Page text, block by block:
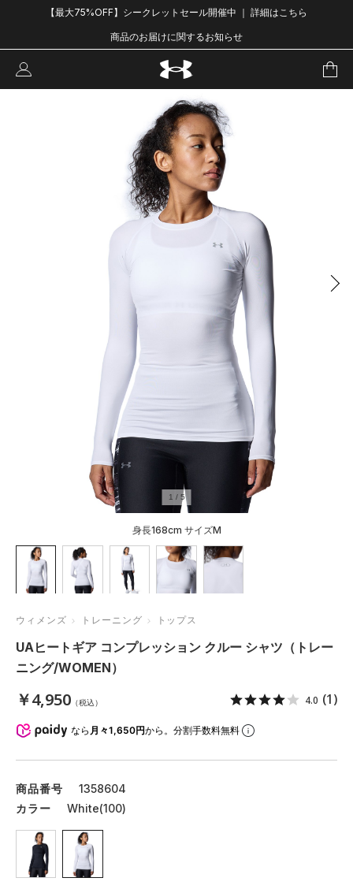
【最大75%OFF】シークレットセール開催中 ｜ 詳細はこちら
商品のお届けに関するお知らせ
1 / 5
身長168cm サイズM
ウィメンズ トレーニング トップス
UAヒートギア コンプレッション クルー シャツ（トレー
ニング/WOMEN）
￥4,950 （税込） 4.0 (1)
なら 月々1,650円から。分割手数料無料
商品番号
1358604
カラー
White(100)